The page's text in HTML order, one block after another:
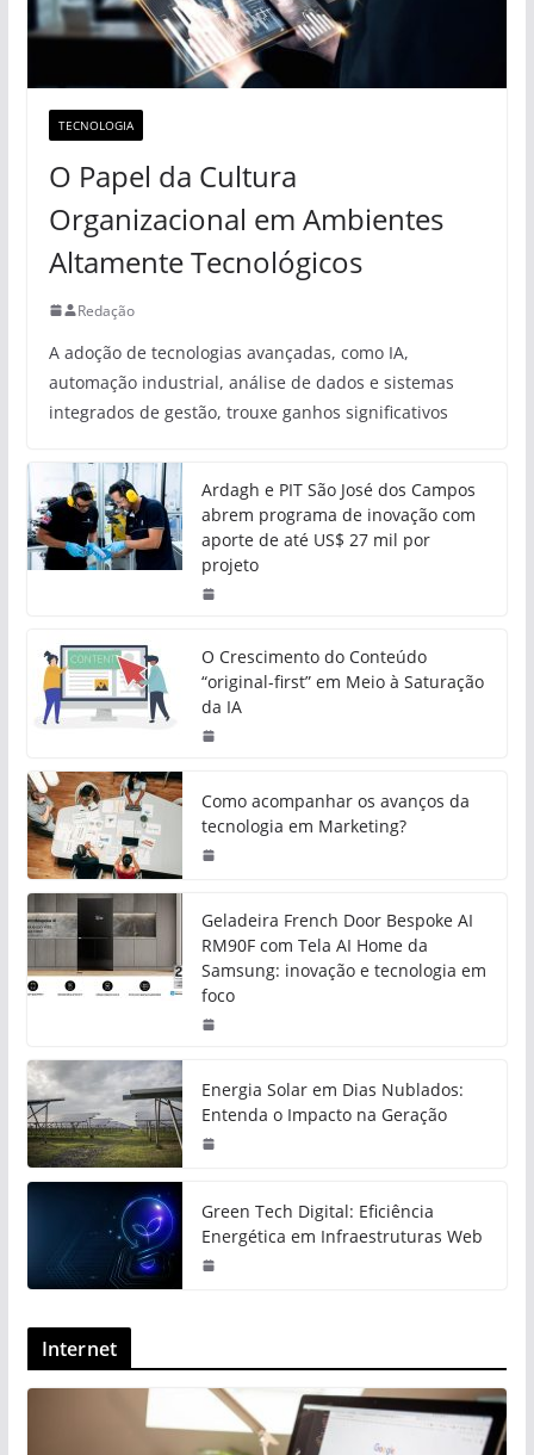
TECNOLOGIA
O Papel da Cultura
Organizacional em Ambientes
Altamente Tecnológicos
Redação
A adoção de tecnologias avançadas, como IA,
automação industrial, análise de dados e sistemas
integrados de gestão, trouxe ganhos significativos
Ardagh e PIT São José dos Campos
abrem programa de inovação com
aporte de até US$ 27 mil por
projeto
O Crescimento do Conteúdo
“original-first” em Meio à Saturação
da IA
Como acompanhar os avanços da
tecnologia em Marketing?
Geladeira French Door Bespoke AI
RM90F com Tela AI Home da
Samsung: inovação e tecnologia em
foco
Energia Solar em Dias Nublados:
Entenda o Impacto na Geração
Green Tech Digital: Eficiência
Energética em Infraestruturas Web
Internet